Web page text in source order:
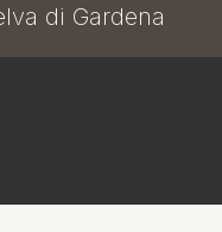
di Gardena